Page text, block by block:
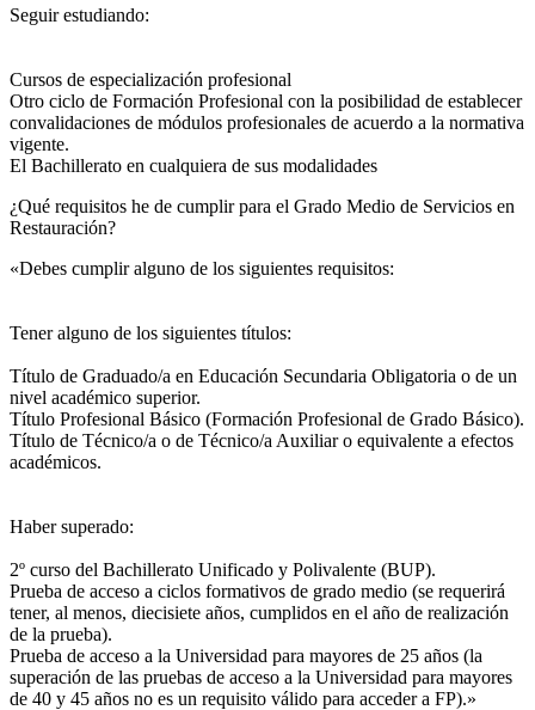
Seguir estudiando:
Cursos de especialización profesional
Otro ciclo de Formación Profesional con la posibilidad de establecer
convalidaciones de módulos profesionales de acuerdo a la normativa
vigente.
El Bachillerato en cualquiera de sus modalidades
¿Qué requisitos he de cumplir para el Grado Medio de Servicios en
Restauración?
«Debes cumplir alguno de los siguientes requisitos:
Tener alguno de los siguientes títulos:
Título de Graduado/a en Educación Secundaria Obligatoria o de un
nivel académico superior.
Título Profesional Básico (Formación Profesional de Grado Básico).
Título de Técnico/a o de Técnico/a Auxiliar o equivalente a efectos
académicos.
Haber superado:
2º curso del Bachillerato Unificado y Polivalente (BUP).
Prueba de acceso a ciclos formativos de grado medio (se requerirá
tener, al menos, diecisiete años, cumplidos en el año de realización
de la prueba).
Prueba de acceso a la Universidad para mayores de 25 años (la
superación de las pruebas de acceso a la Universidad para mayores
de 40 y 45 años no es un requisito válido para acceder a FP).»